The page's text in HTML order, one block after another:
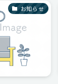
お知らせ